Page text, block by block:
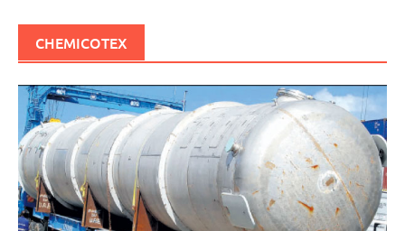
CHEMICOTEX